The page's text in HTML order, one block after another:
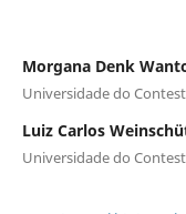
Morgana Denk
Universidade do
Luiz Carlos
Universidade do